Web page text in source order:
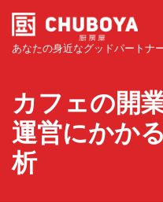
あなたの身近なグッドパートナ
カフェの開
運営にかか
析